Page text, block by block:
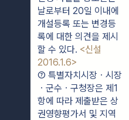
날로부터 20일 이내에
개설등록 또는 변경등
록에 대한 의견을 제시
할 수 있다. <신설
2016.1.6>
⑦ 특별자치시장ㆍ시장
ㆍ군수ㆍ구청장은 제1
항에 따라 제출받은 상
권영향평가서 및 지역